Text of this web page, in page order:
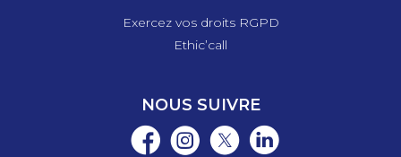
Exercez vos droits RGPD
Ethic’call
NOUS SUIVRE